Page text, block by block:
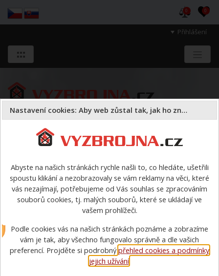
Přihlášení
0 0
a majetek druhých.
Oděvy kukly, spodní prádlo, ponožky
kukly, spodní prádlo, ponožky
funkční spodní prádlo, ponožky, kukly
Kukla Rosenbauer
100% Nomex III
Nastavení cookies: Aby web zůstal tak, jak ho znáte
Abyste na našich stránkách rychle našli to, co hledáte, ušetřili
spoustu klikání a nezobrazovaly se vám reklamy na věci, které
vás nezajímají, potřebujeme od Vás souhlas se zpracováním
souborů cookies, tj. malých souborů, které se ukládají ve
vašem prohlížeči.
Podle cookies vás na našich stránkách poznáme a zobrazíme
vám je tak, aby všechno fungovalo správně a dle vašich
preferencí. Projděte si podrobnýpřehled cookies a podmínky
jejich užívání.